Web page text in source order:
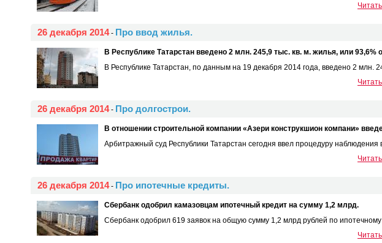
26 декабря 2014- Про ввод жилья.
В Республике Татарстан введено 2 млн. 245,9 тыс. кв. м. жилья, или 93,6%
В Республике Татарстан, по данным на 19 декабря 2014 года, введено 2 млн.
26 декабря 2014- Про долгострои.
В отношении строительной компании «Азери конструкшион компани»
Арбитражный суд Республики Татарстан сегодня ввел процедуру
26 декабря 2014- Про ипотечные кредиты.
Сбербанк одобрил камазовцам ипотечный кредит на сумму 1,2 млрд.
Сбербанк одобрил 619 заявок на общую сумму 1,2 млрд рублей по